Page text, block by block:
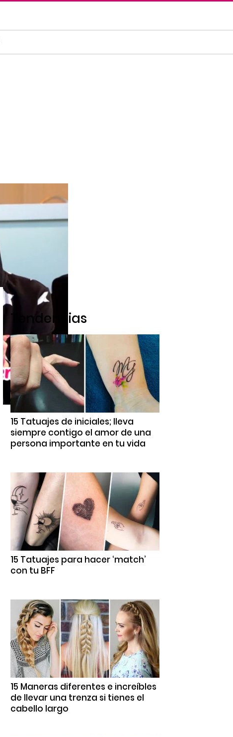
Tendencias
15 Tatuajes de iniciales; lleva
siempre contigo el amor de una
persona importante en tu vida
15 Tatuajes para hacer ‘match’
con tu BFF
15 Maneras diferentes e increíbles
de llevar una trenza si tienes el
cabello largo